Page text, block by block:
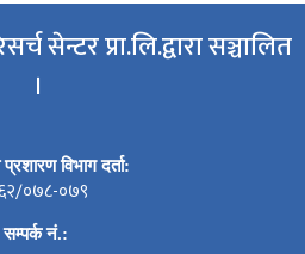
सेन्टर प्रा.लि.द्वारा सञ्चालित
।
विभाग दर्ता:
०७८-०७९
सम्पर्क नं.: